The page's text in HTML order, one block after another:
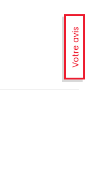
Votre avis